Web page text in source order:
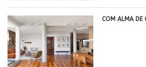
COM ALMA DE